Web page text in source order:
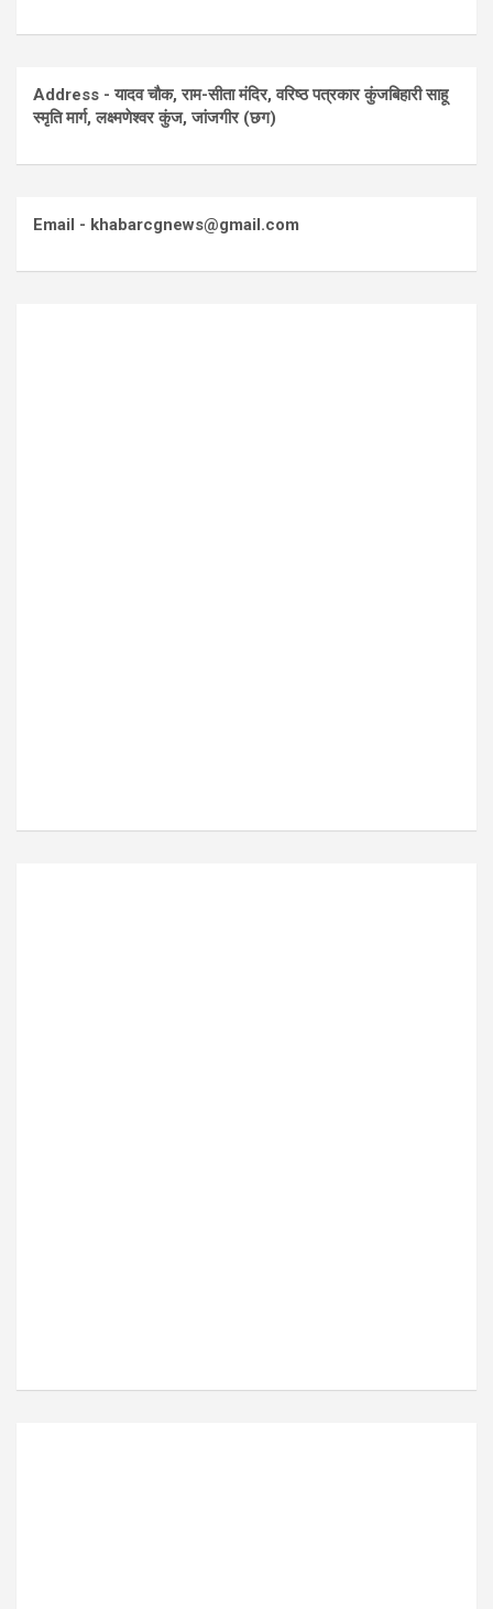
Address - यादव चौक, राम-सीता मंदिर, वरिष्ठ पत्रकार कुंजबिहारी साहू
स्मृति मार्ग, लक्ष्मणेश्वर कुंज, जांजगीर (छग)
Email - khabarcgnews@gmail.com